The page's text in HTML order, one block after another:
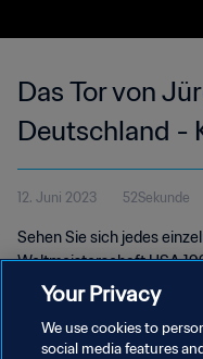
Das Tor von
Deutschland -
Fussball-
1994™
12. Juni 2023 52Sekunde
Sehen Sie sich jedes
Weltmeisterschaft USA
Your Privacy
We use cookies to
social media features